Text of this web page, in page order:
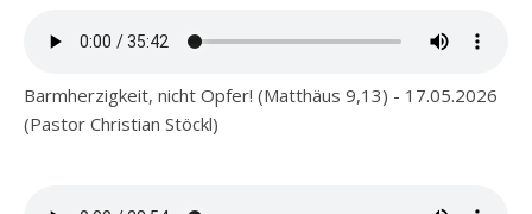
Barmherzigkeit, nicht Opfer! (Matthäus 9,13) - 17.05.2026
(Pastor Christian Stöckl)